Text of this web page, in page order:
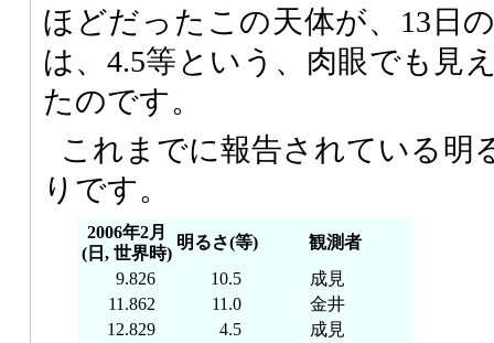
ほどだったこの天体が、13日
は、4.5等という、肉眼でも見
たのです。
これまでに報告されている明
りです。
2006年2月
(日, 世界時)
明るさ(等)
観測者
9.826
10.5
成見
11.862
11.0
金井
12.829
4.5
成見